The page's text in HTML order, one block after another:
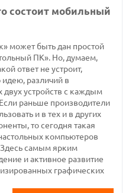
состоит мобильный
может быть дан простой
ПК». Но, думаем,
ответ не устроит,
различий в
двух устройств с каждым
раньше производители
и в тех и в других
то сегодня такая
компьютеров
самым ярким
и активное развитие
графических